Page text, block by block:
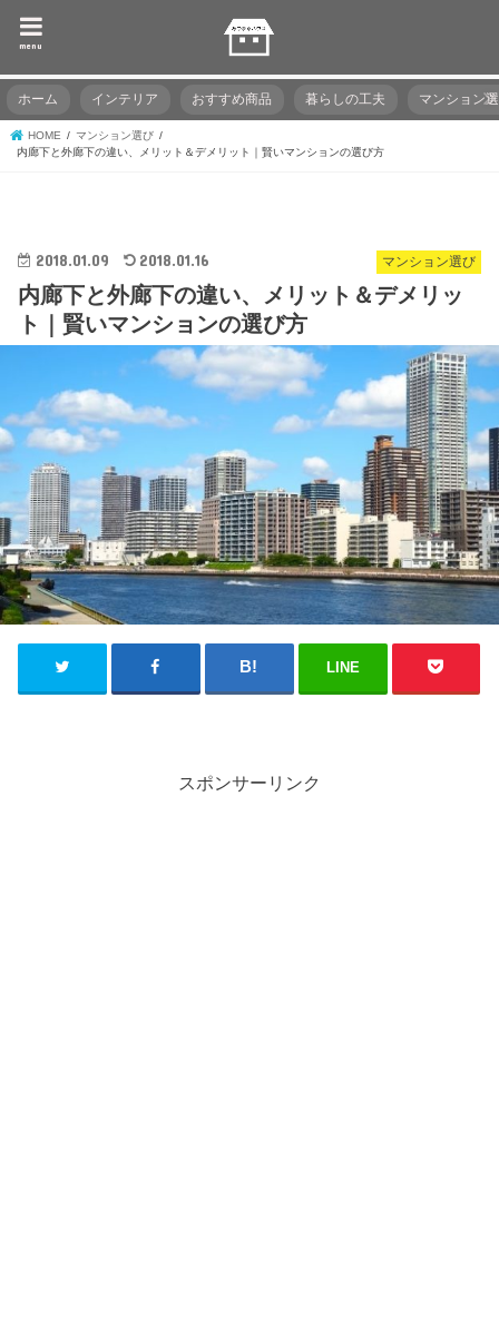
menu
ホーム インテリア おすすめ商品 暮らしの工夫 マンション
HOME
マンション選び
内廊下と外廊下の違い、メリット＆デメリット｜賢いマンションの選び方
マンション選び
2018.01.09 2018.01.16
内廊下と外廊下の違い、メリット＆デメリッ
ト｜賢いマンションの選び方
LINE
スポンサーリンク